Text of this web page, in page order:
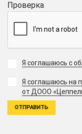
Проверка
Я соглашаюсь с
Я соглашаюсь на
от ДООО